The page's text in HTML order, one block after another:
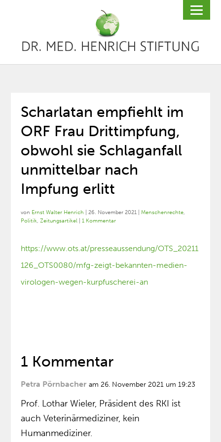
Scharlatan empfiehlt im
ORF Frau Drittimpfung,
obwohl sie Schlaganfall
unmittelbar nach
Impfung erlitt
von Ernst Walter Henrich |26. November 2021 Menschenrechte,
Politik,Zeitungsartikel |1 Kommentar
https://www.ots.at/presseaussendung/OTS_20211
126_OTS0080/mfg-zeigt-bekannten-medien-
virologen-wegen-kurpfuscherei-an
1 Kommentar
Petra Pörnbacher am 26. November 2021 um 19:23
Prof. Lothar Wieler, Präsident des RKI ist
auch Veterinärmediziner, kein
Humanmediziner.